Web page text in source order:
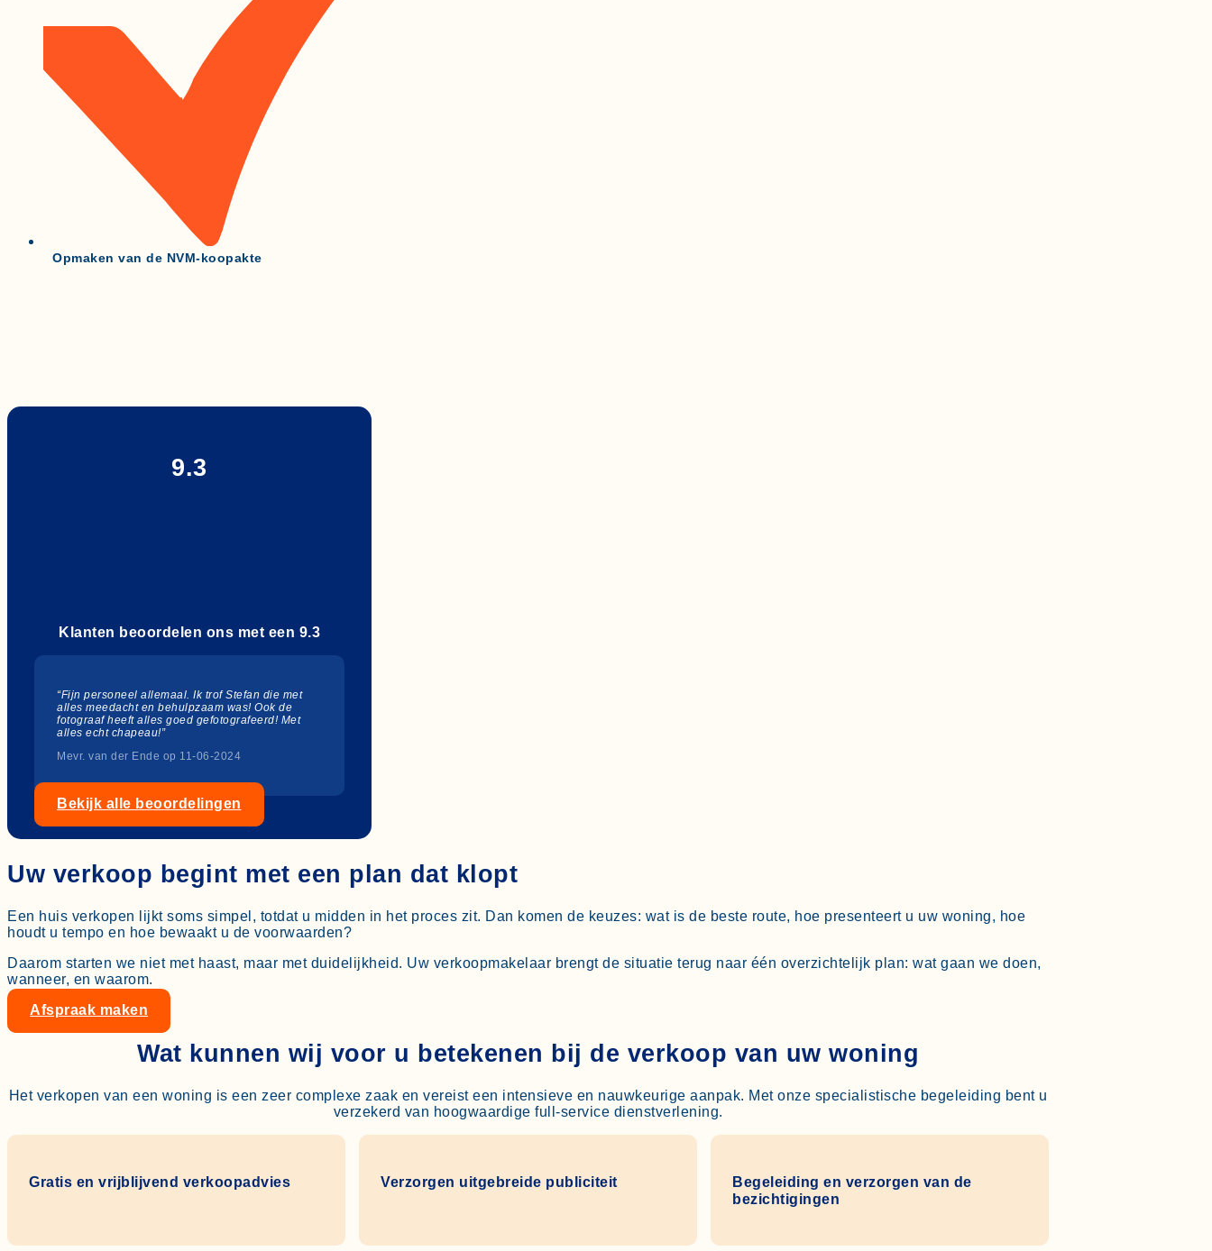
Opmaken van de NVM-koopakte
9.3
Klanten beoordelen ons met een 9.3
“Fijn personeel allemaal. Ik trof Stefan die met
alles meedacht en behulpzaam was! Ook de
fotograaf heeft alles goed gefotografeerd! Met
alles echt chapeau!”
Mevr. van der Ende op 11-06-2024
Bekijk alle beoordelingen
Uw verkoop begint met een plan dat klopt
Een huis verkopen lijkt soms simpel, totdat u midden in het proces zit. Dan komen de keuzes: wat is de beste route, hoe presenteert u uw woning, hoe
houdt u tempo en hoe bewaakt u de voorwaarden?
Daarom starten we niet met haast, maar met duidelijkheid. Uw verkoopmakelaar brengt de situatie terug naar één overzichtelijk plan: wat gaan we doen,
wanneer, en waarom.
Afspraak maken
Wat kunnen wij voor u betekenen bij de verkoop van uw woning
Het verkopen van een woning is een zeer complexe zaak en vereist een intensieve en nauwkeurige aanpak. Met onze specialistische begeleiding bent u
verzekerd van hoogwaardige full-service dienstverlening.
Gratis en vrijblijvend verkoopadvies Verzorgen uitgebreide publiciteit
Begeleiding en verzorgen van de
bezichtigingen